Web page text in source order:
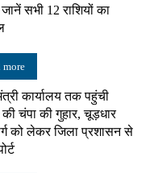
सभी 12 राशियों का
more
कार्यालय तक पहुंची
की चंपा की गुहार, चूड़धार
को लेकर जिला प्रशासन से